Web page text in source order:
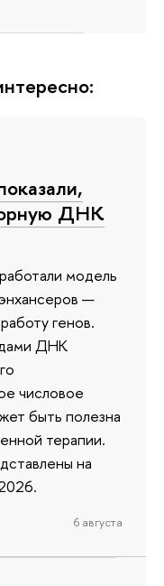
ДНК
модель
—
генов.
ДНК
числовое
быть полезна
терапии.
на
6 августа